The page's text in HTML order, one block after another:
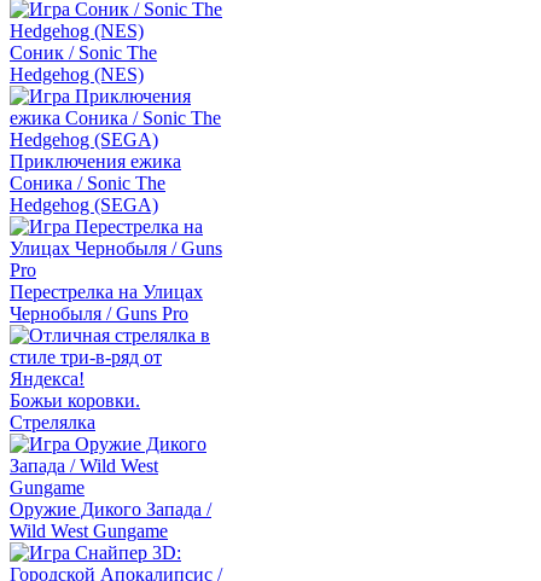
Соник / Sonic The
Hedgehog (NES)
Приключения ежика
Соника / Sonic The
Hedgehog (SEGA)
Перестрелка на Улицах
Чернобыля / Guns Pro
Божьи коровки.
Стрелялка
Оружие Дикого Запада /
Wild West Gungame